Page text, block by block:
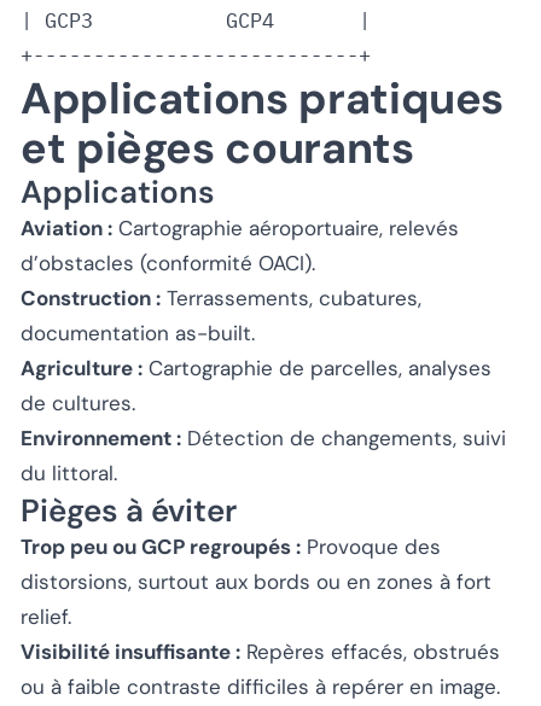
| GCP3           GCP4       |
Applications pratiques
et pièges courants
Applications
Aviation : Cartographie aéroportuaire, relevés
d’obstacles (conformité OACI).
Construction : Terrassements, cubatures,
documentation as-built.
Agriculture : Cartographie de parcelles, analyses
de cultures.
Environnement : Détection de changements, suivi
du littoral.
Pièges à éviter
Trop peu ou GCP regroupés : Provoque des
distorsions, surtout aux bords ou en zones à fort
relief.
Visibilité insuffisante : Repères effacés, obstrués
ou à faible contraste difficiles à repérer en image.